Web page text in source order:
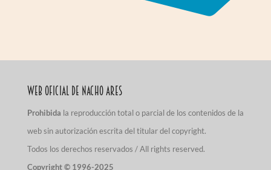
Web Oficial de Nacho Ares
Prohibida la reproducción total o parcial de los contenidos de la
web sin autorización escrita del titular del copyright.
Todos los derechos reservados / All rights reserved.
Copyright © 1996-2025